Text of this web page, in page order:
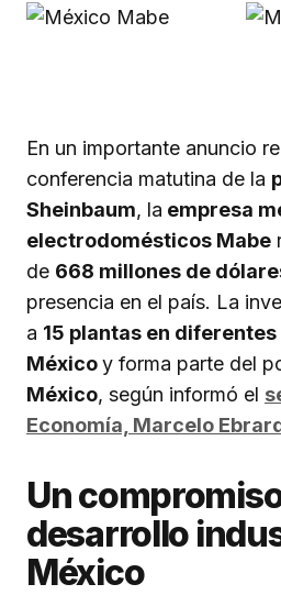
En un importante anuncio
conferencia matutina de la
Sheinbaum, la empresa
electrodomésticos Mabe
de 668 millones de dólare
presencia en el país. La
a 15 plantas en
Méxicoy forma parte del
México, según informó el
Economía, Marcelo
Un
desarrollo
México